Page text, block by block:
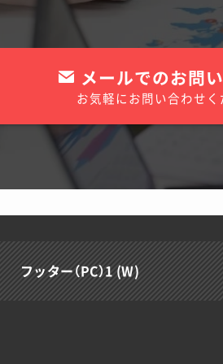
メールでのお問
お気軽にお問い合わせ
フッター（PC）1 (W)